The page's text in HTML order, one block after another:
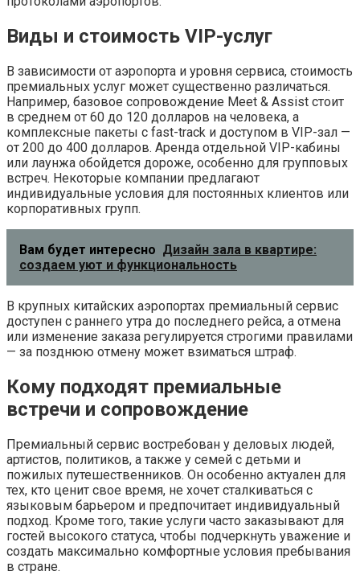
Виды и стоимость VIP-услуг
В зависимости от аэропорта и уровня сервиса, стоимость
премиальных услуг может существенно различаться.
Например, базовое сопровождение Meet & Assist стоит
в среднем от 60 до 120 долларов на человека, а
комплексные пакеты с fast-track и доступом в VIP-зал —
от 200 до 400 долларов. Аренда отдельной VIP-кабины
или лаунжа обойдется дороже, особенно для групповых
встреч. Некоторые компании предлагают
индивидуальные условия для постоянных клиентов или
корпоративных групп.
Вам будет интересно Дизайн зала в квартире:
создаем уют и функциональность
В крупных китайских аэропортах премиальный сервис
доступен с раннего утра до последнего рейса, а отмена
или изменение заказа регулируется строгими правилами
— за позднюю отмену может взиматься штраф.
Кому подходят премиальные
встречи и сопровождение
Премиальный сервис востребован у деловых людей,
артистов, политиков, а также у семей с детьми и
пожилых путешественников. Он особенно актуален для
тех, кто ценит свое время, не хочет сталкиваться с
языковым барьером и предпочитает индивидуальный
подход. Кроме того, такие услуги часто заказывают для
гостей высокого статуса, чтобы подчеркнуть уважение и
создать максимально комфортные условия пребывания
в стране.